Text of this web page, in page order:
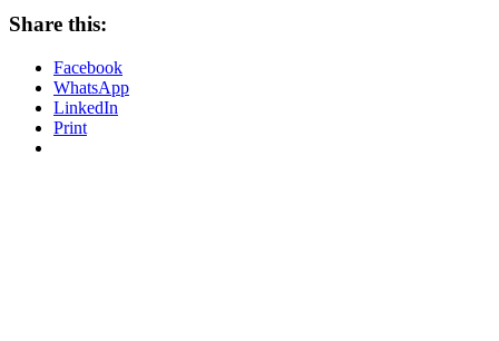
Share this:
Facebook
WhatsApp
LinkedIn
Print